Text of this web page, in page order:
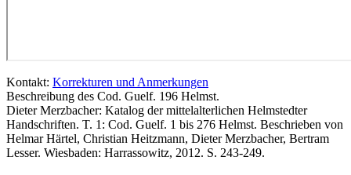
Kontakt: Korrekturen und Anmerkungen
Beschreibung des Cod. Guelf. 196 Helmst.
Dieter Merzbacher: Katalog der mittelalterlichen Helmstedter
Handschriften. T. 1: Cod. Guelf. 1 bis 276 Helmst. Beschrieben von
Helmar Härtel, Christian Heitzmann, Dieter Merzbacher, Bertram
Lesser. Wiesbaden: Harrassowitz, 2012. S. 243-249.